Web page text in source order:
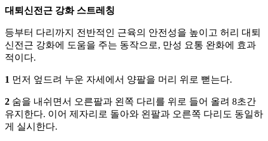
대퇴신전근 강화 스트레칭
등부터 다리까지 전반적인 근육의 안전성을 높이고 허리 대퇴
신전근 강화에 도움을 주는 동작으로, 만성 요통 완화에 효과
적이다.
1 먼저 엎드려 누운 자세에서 양팔을 머리 위로 뻗는다.
2 숨을 내쉬면서 오른팔과 왼쪽 다리를 위로 들어 올려 8초간
유지한다. 이어 제자리로 돌아와 왼팔과 오른쪽 다리도 동일하
게 실시한다.